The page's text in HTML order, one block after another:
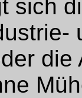
sich